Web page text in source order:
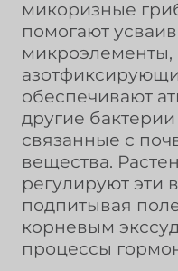
микоризные
помогают
микроэлементы,
обеспечивают
другие
связанные с
вещества.
регулируют эти
подпитывая
корневым
процессы